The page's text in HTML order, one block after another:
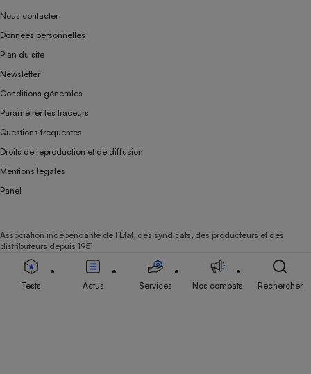
Nous contacter
Données personnelles
Plan du site
Newsletter
Conditions générales
Paramétrer les traceurs
Questions fréquentes
Droits de reproduction et de diffusion
Mentions légales
Panel
Association indépendante de l’État, des syndicats, des producteurs et des
distributeurs depuis 1951.
Tests Actus Services Nos combats Rechercher